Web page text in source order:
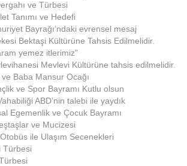
ve Türbesi
Tanımı ve Hedefi
Bayrağı’ndaki evrensel mesaj
Bektaşi Kültürüne Tahsis Edilmelidir.
yemez itlerimiz”
Mevlevi Kültürüne tahsis edilmelidir.
Baba Mansur Ocağı
ve Spor Bayramı Kutlu olsun
ABD’nin talebi ile yaydık
Egemenlik ve Çocuk Bayramı
ve Mucizesi
Otobüs ile Ulaşım Secenekleri
Türbesi